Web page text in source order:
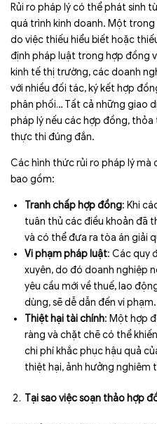
Rủi ro pháp lý có thể phát sinh
quá trình kinh doanh. Một trong
do việc thiếu hiểu biết hoặc
định pháp luật trong hợp đồng
kinh tế thị trường, các doanh
với nhiều đối tác, ký kết hợp
phân phối… Tất cả những giao
pháp lý nếu các hợp đồng,
thực thi đúng đắn.
Các hình thức rủi ro pháp lý
bao gồm:
Tranh chấp hợp đồng: Khi
tuân thủ các điều khoản đã
và có thể đưa ra tòa án giải
Vi phạm pháp luật: Các quy
xuyên, do đó doanh nghiệp
yêu cầu mới về thuế, lao
dùng, sẽ dễ dẫn đến vi phạm.
Thiệt hại tài chính: Một hợp
ràng và chặt chẽ có thể
chi phí khắc phục hậu quả
thiệt hại, ảnh hưởng nghiêm
Tại sao việc soạn thảo hợp